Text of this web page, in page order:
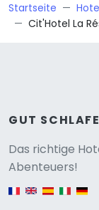
Startseite
Cit'Hotel La
GUT
Das richtige
Abenteuers!
English version